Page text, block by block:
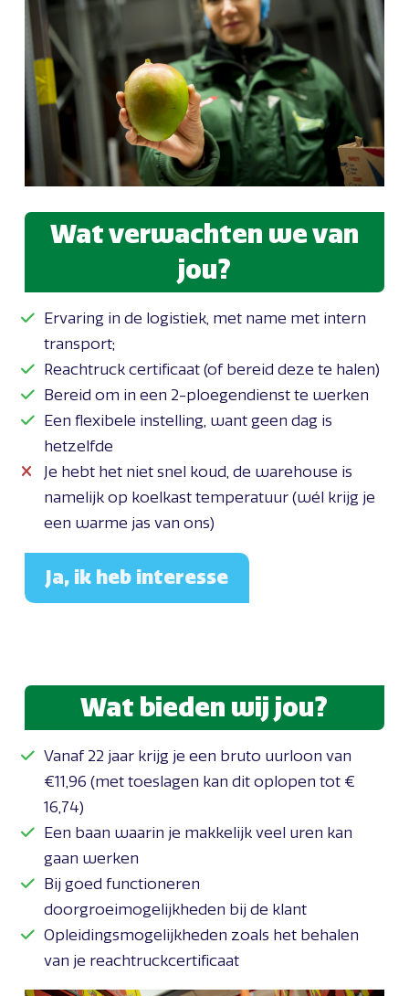
Wat verwachten we van
jou?
Ervaring in de logistiek, met name met intern
transport;
Reachtruck certificaat (of bereid deze te halen)
Bereid om in een 2-ploegendienst te werken
Een flexibele instelling, want geen dag is
hetzelfde
Je hebt het niet snel koud, de warehouse is
namelijk op koelkast temperatuur (wél krijg je
een warme jas van ons)
Ja, ik heb interesse
Wat bieden wij jou?
Vanaf 22 jaar krijg je een bruto uurloon van
€11,96 (met toeslagen kan dit oplopen tot €
16,74)
Een baan waarin je makkelijk veel uren kan
gaan werken
Bij goed functioneren
doorgroeimogelijkheden bij de klant
Opleidingsmogelijkheden zoals het behalen
van je reachtruckcertificaat